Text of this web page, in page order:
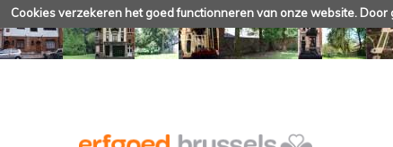
Cookies verzekeren het goed functionneren van onze website.